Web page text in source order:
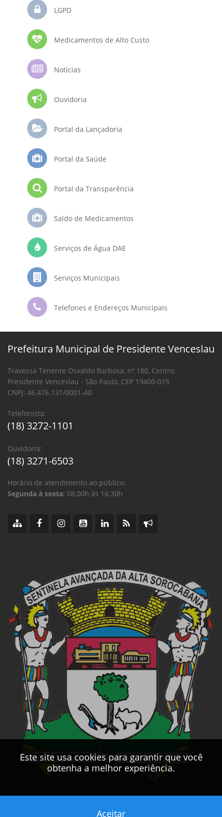
LGPD
Medicamentos de Alto Custo
Notícias
Ouvidoria
Portal da Lançadoria
Portal da Saúde
Portal da Transparência
Saldo de Medicamentos
Serviços de Água DAE
Serviços Municipais
Telefones e Endereços Municipais
Este site usa cookies para garantir que você
obtenha a melhor experiência.
Aceitar
Prefeitura Municipal de Presidente Venceslau
Travessa Tenente Osvaldo Barbosa, nº 180, Centro
Presidente Venceslau - São Paulo, CEP 19400-015
CNPJ: 46.476.131/0001-40
Telefonista:
(18) 3272-1101
Ouvidoria:
(18) 3271-6503
Horário de atendimento ao público:
Segunda à sexta: 08:00h às 16:30h